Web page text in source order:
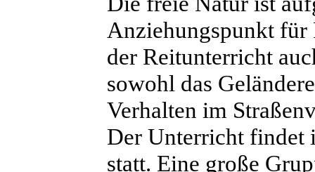
Anziehungspunkt für
der Reitunterricht
sowohl das
Verhalten im
Der Unterricht findet
statt. Eine große